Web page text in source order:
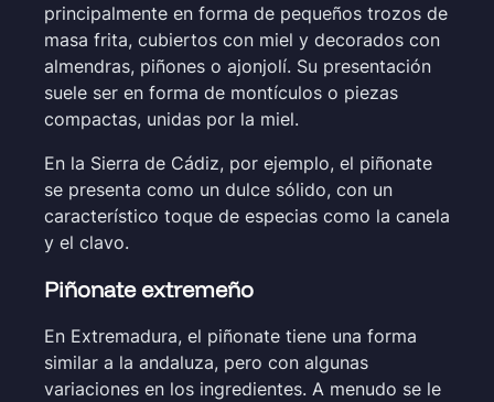
principalmente en forma de pequeños trozos de
masa frita, cubiertos con miel y decorados con
almendras, piñones o ajonjolí. Su presentación
suele ser en forma de montículos o piezas
compactas, unidas por la miel.
En la Sierra de Cádiz, por ejemplo, el piñonate
se presenta como un dulce sólido, con un
característico toque de especias como la canela
y el clavo.
Piñonate extremeño
En Extremadura, el piñonate tiene una forma
similar a la andaluza, pero con algunas
variaciones en los ingredientes. A menudo se le